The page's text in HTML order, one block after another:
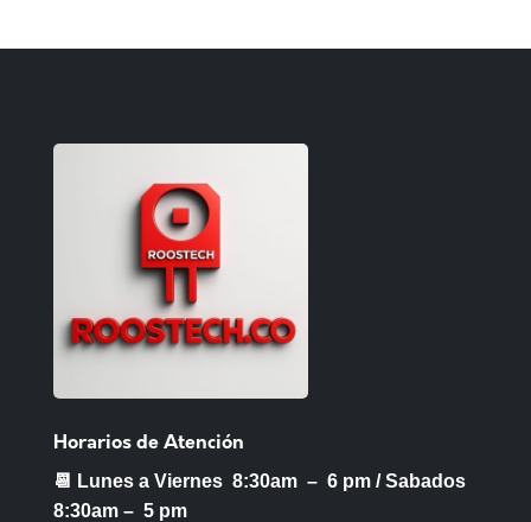
Horarios de Atención
📆 Lunes a Viernes 8:30am – 6 pm /Sabados
8:30am – 5 pm